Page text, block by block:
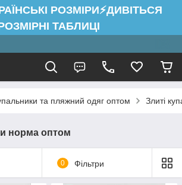
РОЗМІРИ⚡ДИВІТЬСЯ
ТАБЛИЦІ
та пляжний одяг оптом Злиті
норма оптом
0 Фільтри